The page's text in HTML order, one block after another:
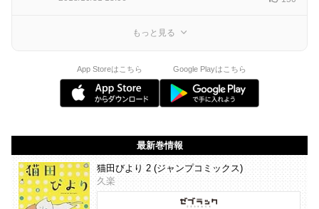
もっと見る
App Storeはこちら Google Playはこちら
最新巻情報
猫田びより 2 (ジャンプコミックス)
久楽